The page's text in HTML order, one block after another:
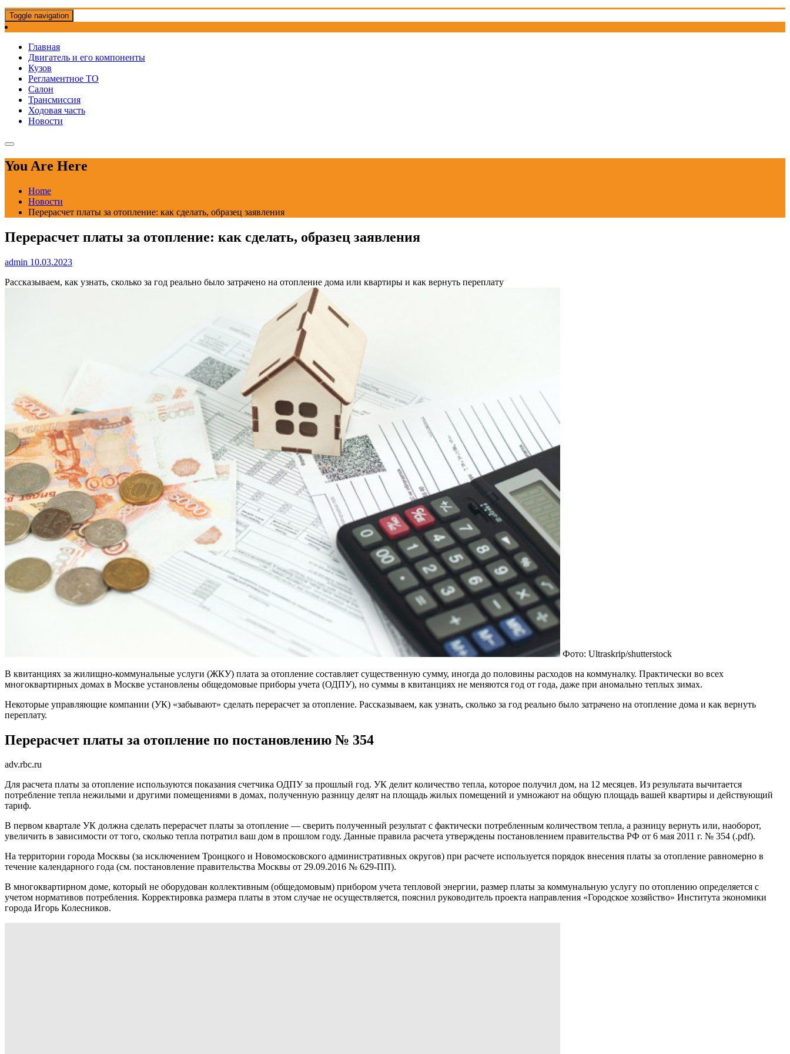
Toggle navigation
Главная
Двигатель и его компоненты
Кузов
Регламентное ТО
Салон
Трансмиссия
Ходовая часть
Новости
You Are Here
Home
Новости
Перерасчет платы за отопление: как сделать, образец заявления
Перерасчет платы за отопление: как сделать, образец заявления
admin 10.03.2023
Рассказываем, как узнать, сколько за год реально было затрачено на отопление дома или квартиры и как вернуть переплату
Фото: Ultraskrip/shutterstock
В квитанциях за жилищно-коммунальные услуги (ЖКУ) плата за отопление составляет существенную сумму, иногда до половины расходов на коммуналку. Практически во всех
многоквартирных домах в Москве установлены общедомовые приборы учета (ОДПУ), но суммы в квитанциях не меняются год от года, даже при аномально теплых зимах.
Некоторые управляющие компании (УК) «забывают» сделать перерасчет за отопление. Рассказываем, как узнать, сколько за год реально было затрачено на отопление дома и как вернуть
переплату.
Перерасчет платы за отопление по постановлению № 354
adv.rbc.ru
Для расчета платы за отопление используются показания счетчика ОДПУ за прошлый год. УК делит количество тепла, которое получил дом, на 12 месяцев. Из результата вычитается
потребление тепла нежилыми и другими помещениями в домах, полученную разницу делят на площадь жилых помещений и умножают на общую площадь вашей квартиры и действующий
тариф.
В первом квартале УК должна сделать перерасчет платы за отопление — сверить полученный результат с фактически потребленным количеством тепла, а разницу вернуть или, наоборот,
увеличить в зависимости от того, сколько тепла потратил ваш дом в прошлом году. Данные правила расчета утверждены постановлением правительства РФ от 6 мая 2011 г. № 354 (.pdf).
На территории города Москвы (за исключением Троицкого и Новомосковского административных округов) при расчете используется порядок внесения платы за отопление равномерно в
течение календарного года (см. постановление правительства Москвы от 29.09.2016 № 629-ПП).
В многоквартирном доме, который не оборудован коллективным (общедомовым) прибором учета тепловой энергии, размер платы за коммунальную услугу по отоплению определяется с
учетом нормативов потребления. Корректировка размера платы в этом случае не осуществляется, пояснил руководитель проекта направления «Городское хозяйство» Института экономики
города Игорь Колесников.